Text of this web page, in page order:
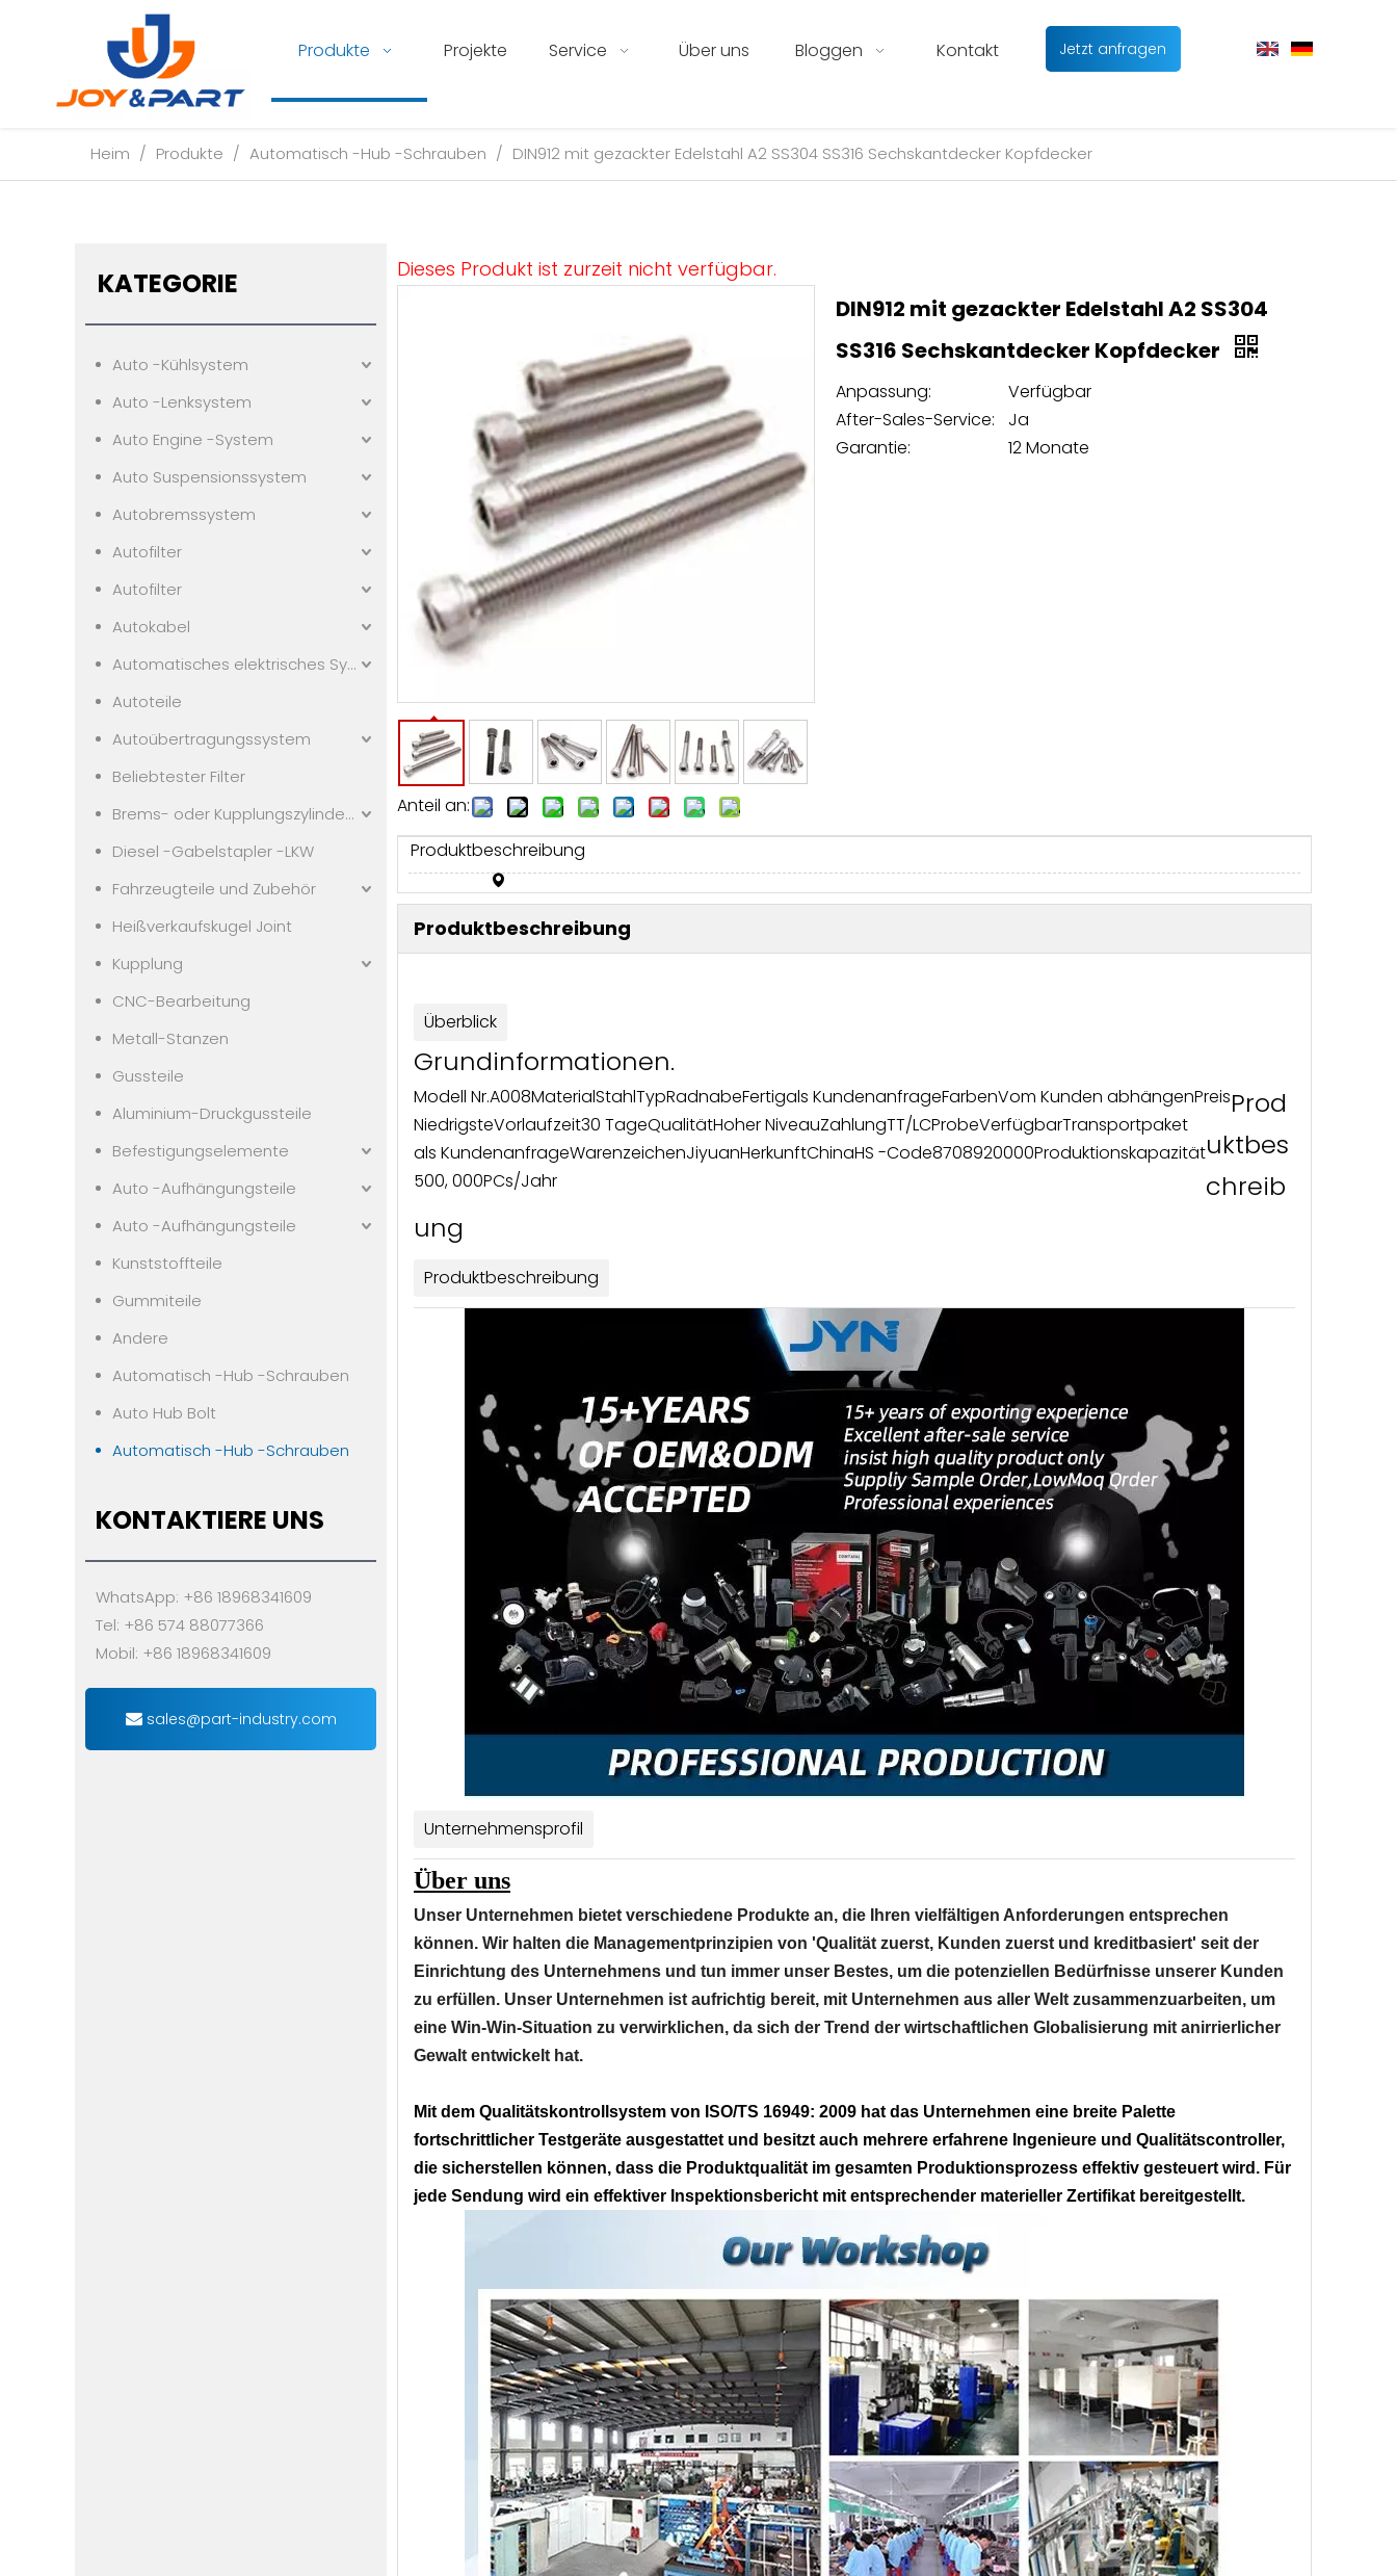
Produkte Projekte Service Über uns Bloggen Kontakt Jetzt anfragen
Heim / Produkte / Automatisch -Hub -Schrauben / DIN912 mit gezackter Edelstahl A2 SS304 SS316 Sechskantdecker Kopfdecker
KATEGORIE
Auto -Kühlsystem
Auto -Lenksystem
Auto Engine -System
Auto Suspensionssystem
Autobremssystem
Autofilter
Autofilter
Autokabel
Automatisches elektrisches System
Autoteile
Autoübertragungssystem
Beliebtester Filter
Brems- oder Kupplungszylindern
Diesel -Gabelstapler -LKW
Fahrzeugteile und Zubehör
Heißverkaufskugel Joint
Kupplung
CNC-Bearbeitung
Metall-Stanzen
Gussteile
Aluminium-Druckgussteile
Befestigungselemente
Auto -Aufhängungsteile
Auto -Aufhängungsteile
Kunststoffteile
Gummiteile
Andere
Automatisch -Hub -Schrauben
Auto Hub Bolt
Automatisch -Hub -Schrauben
KONTAKTIERE UNS
WhatsApp: +86 18968341609
Tel: +86 574 88077366
Mobil: +86 18968341609
sales@part-industry.com
Dieses Produkt ist zurzeit nicht verfügbar.
Anteil an:
DIN912 mit gezackter Edelstahl A2 SS304
SS316 Sechskantdecker Kopfdecker
Anpassung:
Verfügbar
After-Sales-Service:
Ja
Garantie:
12 Monate
Produktbeschreibung
Produktbeschreibung
Überblick
Grundinformationen.
Modell Nr.A008MaterialStahlTypRadnabeFertigals KundenanfrageFarbenVom Kunden abhängenPreis
NiedrigsteVorlaufzeit30 TageQualitätHoher NiveauZahlungTT/LCProbeVerfügbarTransportpaket
als KundenanfrageWarenzeichenJiyuanHerkunftChinaHS -Code8708920000Produktionskapazität
500, 000PCs/Jahr
Prod
uktbes
chreib
ung
Produktbeschreibung
Unternehmensprofil
Über uns
Unser Unternehmen bietet verschiedene Produkte an, die Ihren vielfältigen Anforderungen entsprechen
können. Wir halten die Managementprinzipien von 'Qualität zuerst, Kunden zuerst und kreditbasiert' seit der
Einrichtung des Unternehmens und tun immer unser Bestes, um die potenziellen Bedürfnisse unserer Kunden
zu erfüllen. Unser Unternehmen ist aufrichtig bereit, mit Unternehmen aus aller Welt zusammenzuarbeiten, um
eine Win-Win-Situation zu verwirklichen, da sich der Trend der wirtschaftlichen Globalisierung mit anirrierlicher
Gewalt entwickelt hat.
Mit dem Qualitätskontrollsystem von ISO/TS 16949: 2009 hat das Unternehmen eine breite Palette
fortschrittlicher Testgeräte ausgestattet und besitzt auch mehrere erfahrene Ingenieure und Qualitätscontroller,
die sicherstellen können, dass die Produktqualität im gesamten Produktionsprozess effektiv gesteuert wird. Für
jede Sendung wird ein effektiver Inspektionsbericht mit entsprechender materieller Zertifikat bereitgestellt.